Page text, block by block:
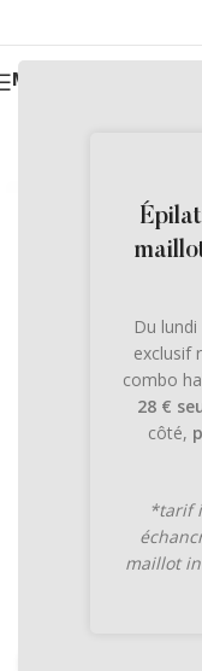
Du
exclusif
combo
28 €
côté,
*tarif
maillot
MENU